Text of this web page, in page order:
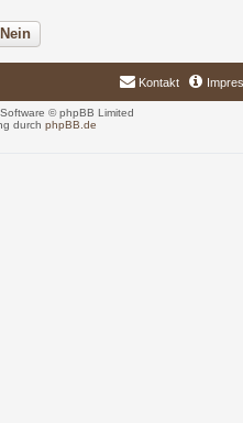
Kontakt
© phpBB Limited
durch phpBB.de